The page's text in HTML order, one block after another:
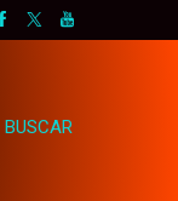
BUSCAR